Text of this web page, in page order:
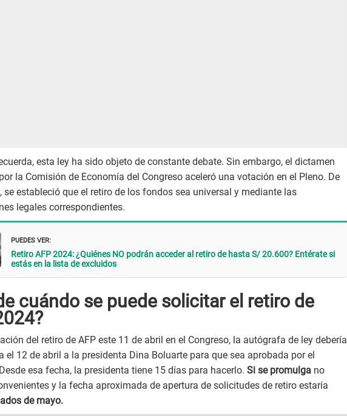
esta ley ha sido objeto de constante debate. Sin embargo, el dictamen
la Comisión de Economía del Congreso aceleró una votación en el Pleno. De
se estableció que el retiro de los fondos sea universal y mediante las
legales correspondientes.
PUEDES VER:
Retiro AFP 2024: ¿Quiénes NO podrán acceder al retiro de hasta S/ 20.600? Entérate si
estás en la lista de excluidos
cuándo se puede solicitar el retiro de
del retiro de AFP este 11 de abril en el Congreso, la autógrafa de ley debería
el 12 de abril a la presidenta Dina Boluarte para que sea aprobada por el
esa fecha, la presidenta tiene 15 días para hacerlo. Si se promulga no
y la fecha aproximada de apertura de solicitudes de retiro estaría
de mayo.